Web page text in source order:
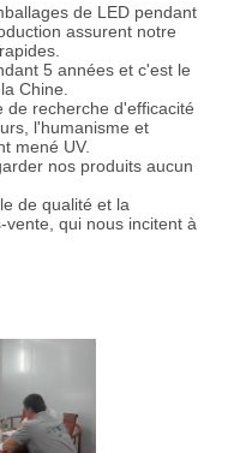
de LED pendant
assurent notre
5 années et c'est le
Chine.
de recherche d'efficacité
l'humanisme et
mené UV.
nos produits aucun
de qualité et la
qui nous incitent à